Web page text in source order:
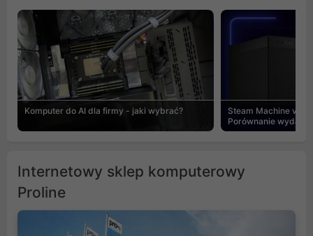
Komputer do AI dla firmy - jaki wybrać?
Steam Machine vs
Porównanie
Internetowy sklep komputerowy
Proline